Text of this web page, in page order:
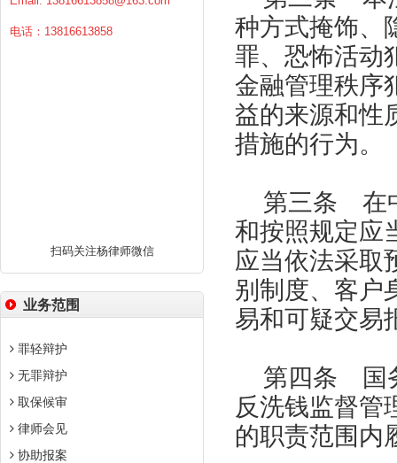
电话：13816613858
扫码关注杨律师微信
业务范围
罪轻辩护
无罪辩护
取保候审
律师会见
协助报案
种方式掩饰、
罪、恐怖活动
金融管理秩序
益的来源和性
措施的行为。
第三条 在
和按照规定应
应当依法采取
别制度、客户
易和可疑交易
第四条 国
反洗钱监督管
的职责范围内